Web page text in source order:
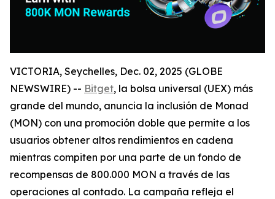
VICTORIA, Seychelles, Dec. 02, 2025 (GLOBE
NEWSWIRE) -- Bitget, la bolsa universal (UEX) más
grande del mundo, anuncia la inclusión de Monad
(MON) con una promoción doble que permite a los
usuarios obtener altos rendimientos en cadena
mientras compiten por una parte de un fondo de
recompensas de 800.000 MON a través de las
operaciones al contado. La campaña refleja el